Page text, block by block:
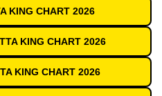
KING CHART 2026
KING CHART 2026
KING CHART 2026